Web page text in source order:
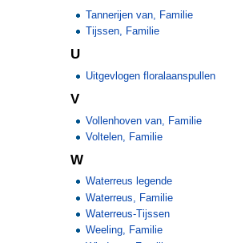
Tannerijen van, Familie
Tijssen, Familie
U
Uitgevlogen floralaanspullen
V
Vollenhoven van, Familie
Voltelen, Familie
W
Waterreus legende
Waterreus, Familie
Waterreus-Tijssen
Weeling, Familie